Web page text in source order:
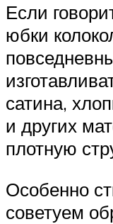
Если
юбки
сатина,
и других
плотную
Особенно
советуем